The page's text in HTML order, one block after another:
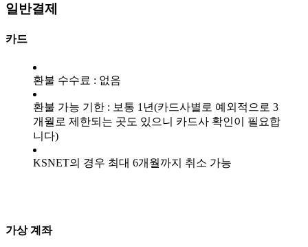
일반결제
카드
환불 수수료 : 없음
환불 가능 기한 : 보통 1년(카드사별로 예외적으로 3
개월로 제한되는 곳도 있으니 카드사 확인이 필요합
니다)
KSNET의 경우 최대 6개월까지 취소 가능
가상 계좌